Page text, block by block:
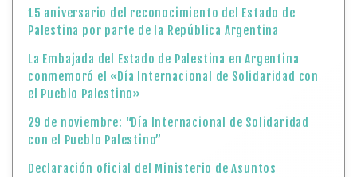
15 aniversario del reconocimiento del Estado de
Palestina por parte de la República Argentina
La Embajada del Estado de Palestina en Argentina
conmemoró el «Día Internacional de Solidaridad con
el Pueblo Palestino»
29 de noviembre: “Día Internacional de Solidaridad
con el Pueblo Palestino”
Declaración oficial del Ministerio de Asuntos